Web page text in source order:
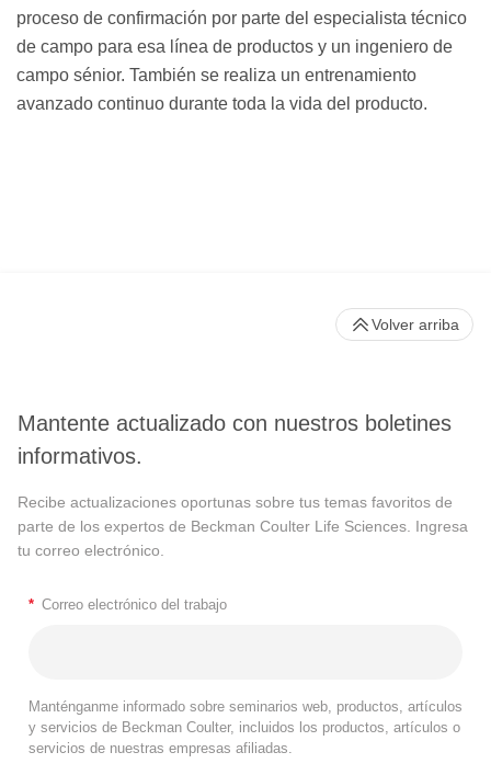
proceso de confirmación por parte del especialista técnico
de campo para esa línea de productos y un ingeniero de
campo sénior. También se realiza un entrenamiento
avanzado continuo durante toda la vida del producto.
Mantente actualizado con nuestros boletines
informativos.
Recibe actualizaciones oportunas sobre tus temas favoritos de
parte de los expertos de Beckman Coulter Life Sciences. Ingresa
tu correo electrónico.
* Correo electrónico del trabajo
Manténganme informado sobre seminarios web, productos, artículos
y servicios de Beckman Coulter, incluidos los productos, artículos o
servicios de nuestras empresas afiliadas.
Volver arriba